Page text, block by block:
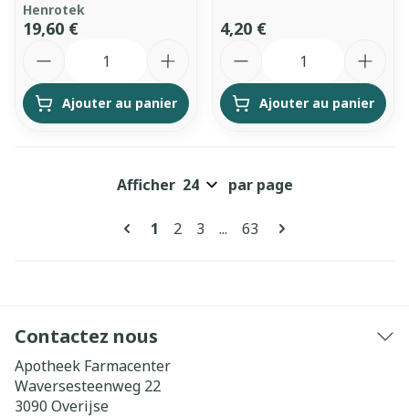
Henrotek
19,60 €
Ajouter au panier
4,20 €
Ajouter au panier
Pages
Vous lisez actuellement la page
1 Page
2 Page
3 ... Page
63
Afficher par page
Contactez nous
Apotheek Farmacenter
Waversesteenweg 22
3090 Overijse